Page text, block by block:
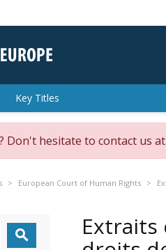
Key Titles
Don't hesitate to contact us at
European Court of Human Rights

Extraits